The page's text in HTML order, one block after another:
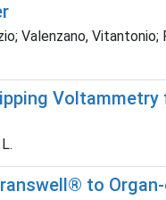
Valenzano,
Voltammetry
to